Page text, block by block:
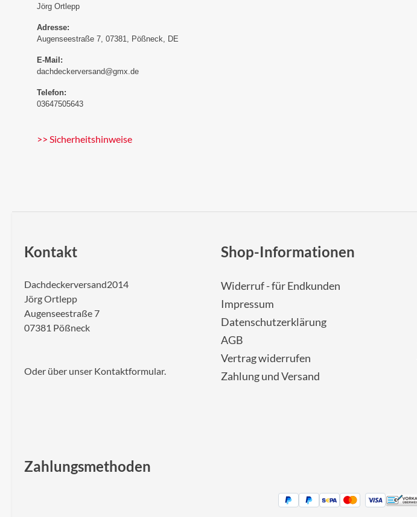
Jörg Ortlepp
Adresse:
Augenseestraße 7, 07381, Pößneck, DE
E-Mail:
dachdeckerversand@gmx.de
Telefon:
03647505643
>> Sicherheitshinweise
Kontakt
Dachdeckerversand2014
Jörg Ortlepp
Augenseestraße 7
07381 Pößneck
Oder über unser Kontaktformular.
Shop-Informationen
Widerruf - für Endkunden
Impressum
Datenschutzerklärung
AGB
Vertrag widerrufen
Zahlung und Versand
Zahlungsmethoden